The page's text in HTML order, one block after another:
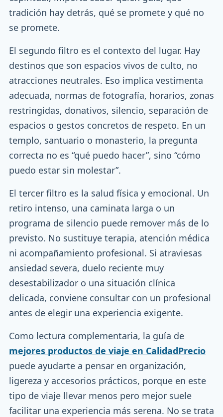
tradición hay detrás, qué se promete y qué no
se promete.
El segundo filtro es el contexto del lugar. Hay
destinos que son espacios vivos de culto, no
atracciones neutrales. Eso implica vestimenta
adecuada, normas de fotografía, horarios, zonas
restringidas, donativos, silencio, separación de
espacios o gestos concretos de respeto. En un
templo, santuario o monasterio, la pregunta
correcta no es “qué puedo hacer”, sino “cómo
puedo estar sin molestar”.
El tercer filtro es la salud física y emocional. Un
retiro intenso, una caminata larga o un
programa de silencio puede remover más de lo
previsto. No sustituye terapia, atención médica
ni acompañamiento profesional. Si atraviesas
ansiedad severa, duelo reciente muy
desestabilizador o una situación clínica
delicada, conviene consultar con un profesional
antes de elegir una experiencia exigente.
Como lectura complementaria, la guía de
mejores productos de viaje en CalidadPrecio
puede ayudarte a pensar en organización,
ligereza y accesorios prácticos, porque en este
tipo de viaje llevar menos pero mejor suele
facilitar una experiencia más serena. No se trata